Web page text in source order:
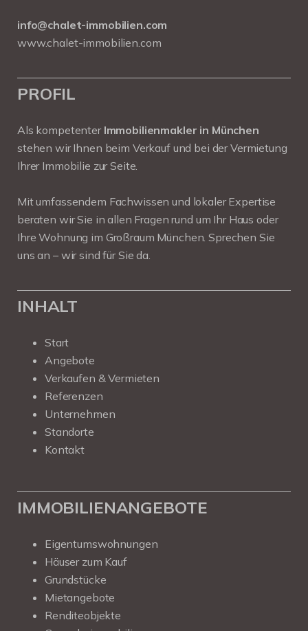
info@chalet-immobilien.com
www.chalet-immobilien.com
PROFIL
Als kompetenter Immobilienmakler in München
stehen wir Ihnen beim Verkauf und bei der Vermietung
Ihrer Immobilie zur Seite.
Mit umfassendem Fachwissen und lokaler Expertise
beraten wir Sie in allen Fragen rund um Ihr Haus oder
Ihre Wohnung im Großraum München. Sprechen Sie
uns an – wir sind für Sie da.
INHALT
Start
Angebote
Verkaufen & Vermieten
Referenzen
Unternehmen
Standorte
Kontakt
IMMOBILIENANGEBOTE
Eigentumswohnungen
Häuser zum Kauf
Grundstücke
Mietangebote
Renditeobjekte